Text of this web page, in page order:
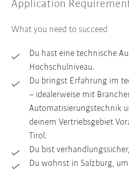
Application
What you need to succeed
Du hast eine technische
Hochschulniveau.
Du bringst Erfahrung im
– idealerweise mit
Automatisierungstechnik
deinem Vertriebsgebiet
Tirol.
Du bist
Du wohnst in Salzburg,